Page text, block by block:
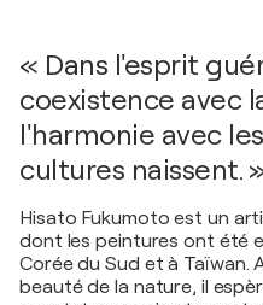
« Dans l'esprit
coexistence avec
l'harmonie avec
cultures naissent.
Hisato Fukumoto est un
dont les peintures ont été
Corée du Sud et à Taïwan.
beauté de la nature, il